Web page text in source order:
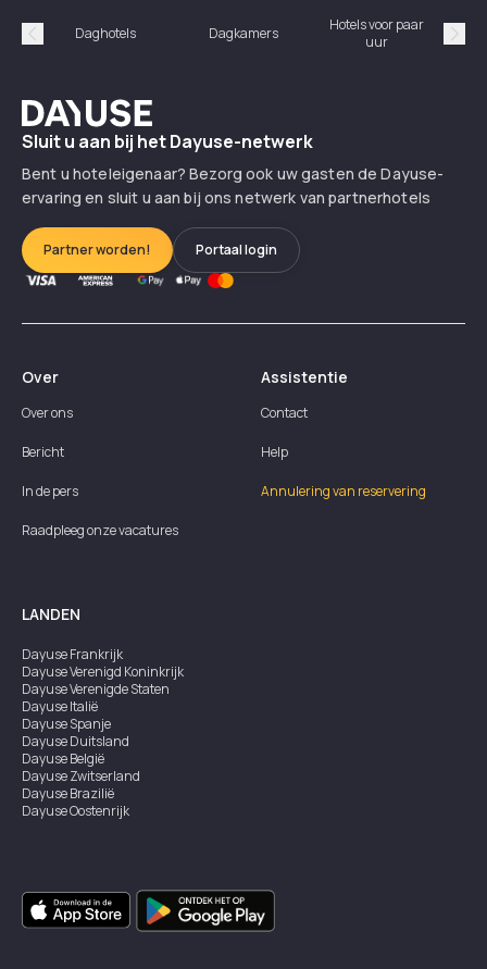
Précédent
Daghotels Dagkamers
Hotels voor paar
uur
Dayuse
Sluit u aan bij het Dayuse-netwerk
Bent u hoteleigenaar? Bezorg ook uw gasten de Dayuse-
ervaring en sluit u aan bij ons netwerk van partnerhotels
Partner worden! Portaal login
Over
Over ons
Bericht
In de pers
Raadpleeg onze vacatures
Assistentie
Contact
Help
Annulering van reservering
LANDEN
DayuseFrankrijk
DayuseVerenigd Koninkrijk
DayuseVerenigde Staten
DayuseItalië
DayuseSpanje
DayuseDuitsland
DayuseBelgië
DayuseZwitserland
DayuseBrazilië
DayuseOostenrijk
DayuseSingapore
DayuseZweden
DayuseThailand